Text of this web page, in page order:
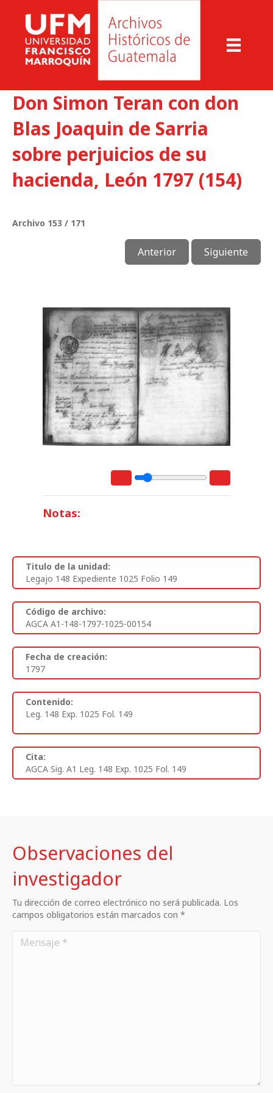
Don Simon Teran con don
Blas Joaquin de Sarria
sobre perjuicios de su
hacienda, León 1797 (154)
Archivo 153 / 171
Anterior Siguiente
Notas:
Titulo de la unidad:
Legajo 148 Expediente 1025 Folio 149
Código de archivo:
AGCA A1-148-1797-1025-00154
Fecha de creación:
1797
Contenido:
Leg. 148 Exp. 1025 Fol. 149
Cita:
AGCA Sig. A1 Leg. 148 Exp. 1025 Fol. 149
Observaciones del
investigador
Tu dirección de correo electrónico no será publicada. Los
campos obligatorios están marcados con *